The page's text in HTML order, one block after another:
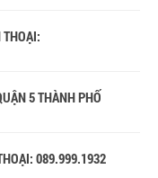
5 THÀNH PHỐ
089.999.1932